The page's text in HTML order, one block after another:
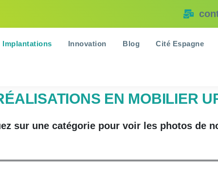
Implantations Innovation Blog Cité Espagne
EN MOBILIER
sur une catégorie pour voir les photos de